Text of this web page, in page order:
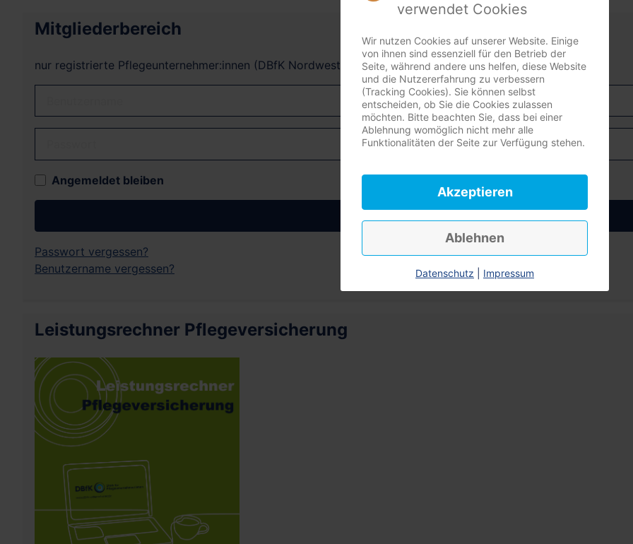
Mitgliederbereich
nur registrierte Pflegeunternehmer:innen (DBfK Nordwest + Südost)
Angemeldet bleiben
Passwort vergessen?
Benutzername vergessen?
Leistungsrechner Pflegeversicherung
verwendet Cookies
Wir nutzen Cookies auf unserer Website. Einige
von ihnen sind essenziell für den Betrieb der
Seite, während andere uns helfen, diese Website
und die Nutzererfahrung zu verbessern
(Tracking Cookies). Sie können selbst
entscheiden, ob Sie die Cookies zulassen
möchten. Bitte beachten Sie, dass bei einer
Ablehnung womöglich nicht mehr alle
Funktionalitäten der Seite zur Verfügung stehen.
Akzeptieren
Ablehnen
Datenschutz Impressum